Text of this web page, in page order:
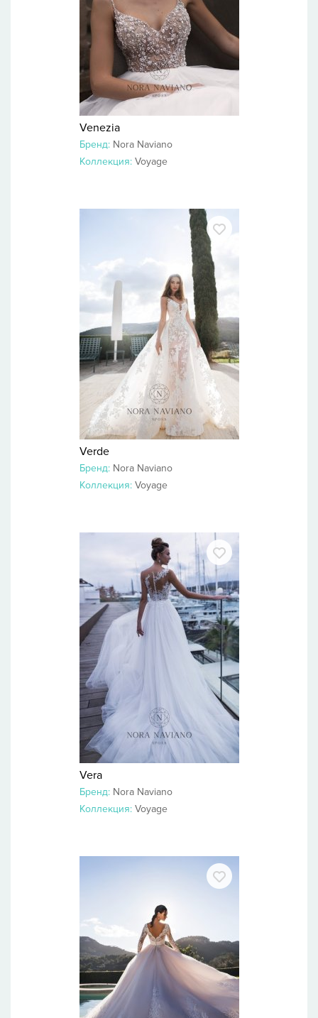
Venezia
Бренд: Nora Naviano
Коллекция: Voyage
Verde
Бренд: Nora Naviano
Коллекция: Voyage
Vera
Бренд: Nora Naviano
Коллекция: Voyage